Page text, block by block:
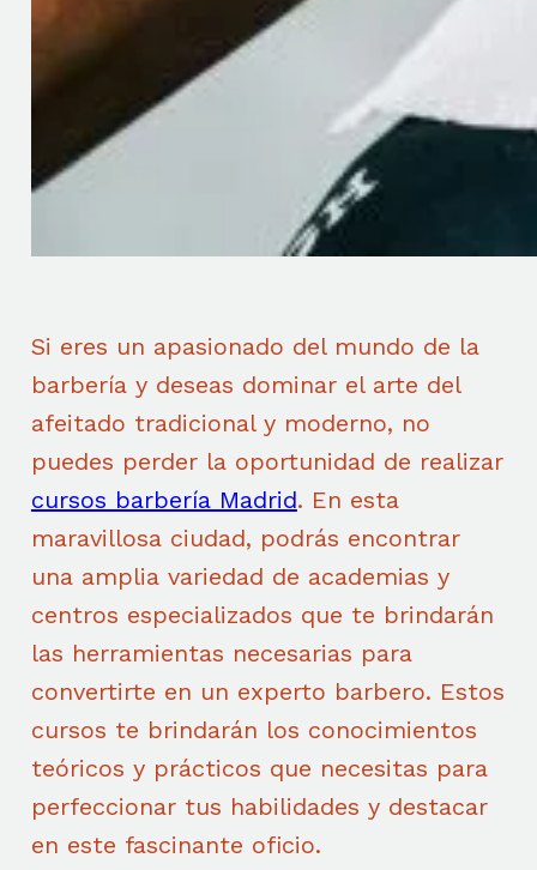
Si eres un apasionado del mundo de la
barbería y deseas dominar el arte del
afeitado tradicional y moderno, no
puedes perder la oportunidad de realizar
cursos barbería Madrid. En esta
maravillosa ciudad, podrás encontrar
una amplia variedad de academias y
centros especializados que te brindarán
las herramientas necesarias para
convertirte en un experto barbero. Estos
cursos te brindarán los conocimientos
teóricos y prácticos que necesitas para
perfeccionar tus habilidades y destacar
en este fascinante oficio.